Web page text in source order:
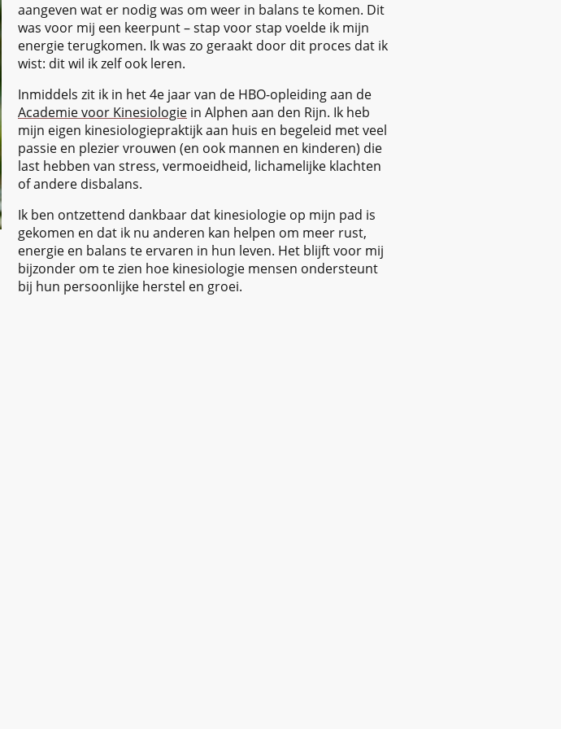
aangeven wat er nodig was om weer in balans te komen. Dit
was voor mij een keerpunt – stap voor stap voelde ik mijn
energie terugkomen. Ik was zo geraakt door dit proces dat ik
wist: dit wil ik zelf ook leren.
Inmiddels zit ik in het 4e jaar van de HBO-opleiding aan de
Academie voor Kinesiologie in Alphen aan den Rijn. Ik heb
mijn eigen kinesiologiepraktijk aan huis en begeleid met veel
passie en plezier vrouwen (en ook mannen en kinderen) die
last hebben van stress, vermoeidheid, lichamelijke klachten
of andere disbalans.
Ik ben ontzettend dankbaar dat kinesiologie op mijn pad is
gekomen en dat ik nu anderen kan helpen om meer rust,
energie en balans te ervaren in hun leven. Het blijft voor mij
bijzonder om te zien hoe kinesiologie mensen ondersteunt
bij hun persoonlijke herstel en groei.